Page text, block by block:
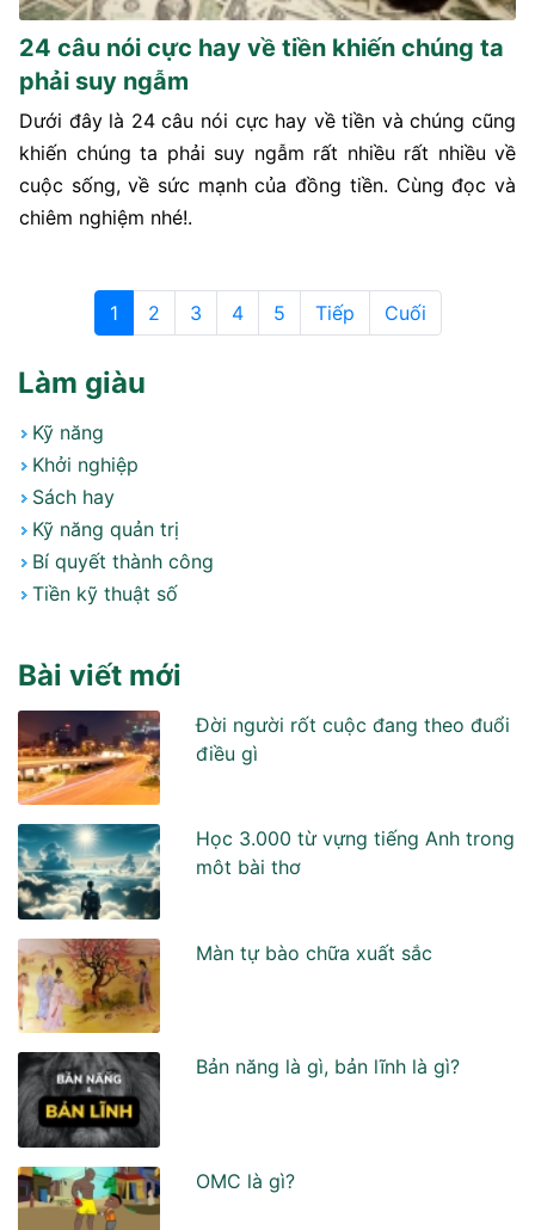
24 câu nói cực hay về tiền khiến chúng ta
phải suy ngẫm
Dưới đây là 24 câu nói cực hay về tiền và chúng cũng
khiến chúng ta phải suy ngẫm rất nhiều rất nhiều về
cuộc sống, về sức mạnh của đồng tiền. Cùng đọc và
chiêm nghiệm nhé!.
1 2 3 4 5 Tiếp Cuối
Làm giàu
Kỹ năng
Khởi nghiệp
Sách hay
Kỹ năng quản trị
Bí quyết thành công
Tiền kỹ thuật số
Bài viết mới
Đời người rốt cuộc đang theo đuổi
điều gì
Học 3.000 từ vựng tiếng Anh trong
môt bài thơ
Màn tự bào chữa xuất sắc
Bản năng là gì, bản lĩnh là gì?
OMC là gì?